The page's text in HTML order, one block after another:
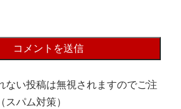
ない投稿は無視されますのでご注
パム対策）